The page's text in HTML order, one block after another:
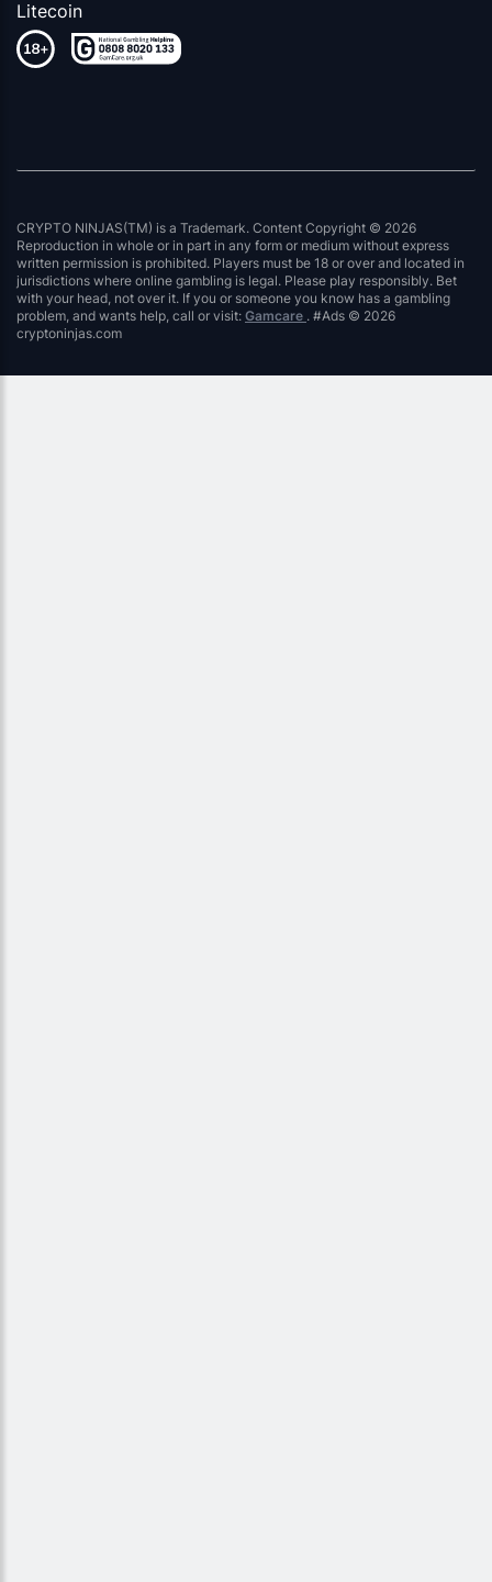
Litecoin
CRYPTO NINJAS(TM) is a Trademark. Content Copyright © 2026
Reproduction in whole or in part in any form or medium without express
written permission is prohibited. Players must be 18 or over and located in
jurisdictions where online gambling is legal. Please play responsibly. Bet
with your head, not over it. If you or someone you know has a gambling
problem, and wants help, call or visit: Gamcare . #Ads © 2026
cryptoninjas.com